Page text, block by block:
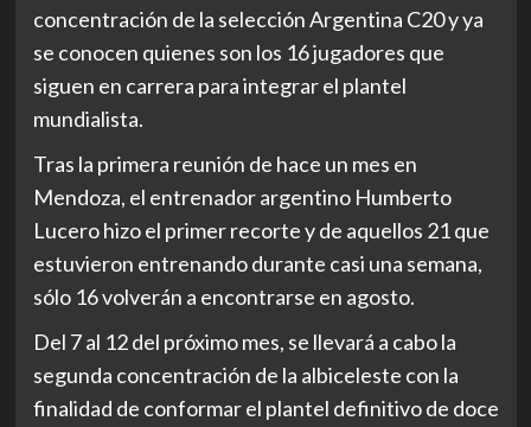
concentración de la selección Argentina C20 y ya
se conocen quienes son los 16 jugadores que
siguen en carrera para integrar el plantel
mundialista.
Tras la primera reunión de hace un mes en
Mendoza, el entrenador argentino Humberto
Lucero hizo el primer recorte y de aquellos 21 que
estuvieron entrenando durante casi una semana,
sólo 16 volverán a encontrarse en agosto.
Del 7 al 12 del próximo mes, se llevará a cabo la
segunda concentración de la albiceleste con la
finalidad de conformar el plantel definitivo de doce